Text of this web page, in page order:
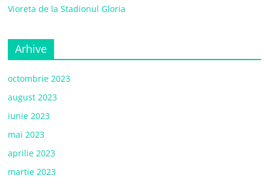
Vioreta de la Stadionul Gloria
Arhive
octombrie 2023
august 2023
iunie 2023
mai 2023
aprilie 2023
martie 2023